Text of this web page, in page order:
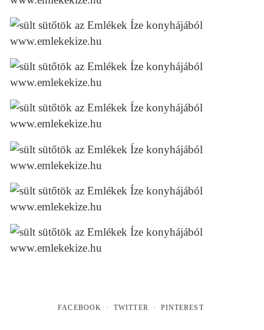
FACEBOOK TWITTER PINTEREST